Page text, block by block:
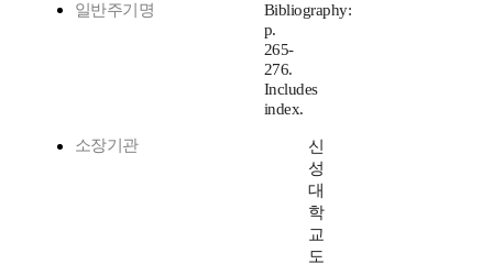
일반주기명
Bibliography:
p.
265-
276.
Includes
index.
소장기관
신
성
대
학
교
도